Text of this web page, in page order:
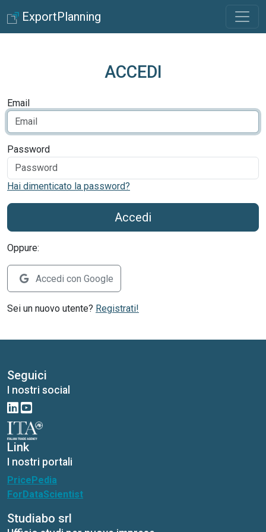
ExportPlanning
ACCEDI
Email
Password
Hai dimenticato la password?
Accedi
Oppure:
Accedi con Google
Sei un nuovo utente? Registrati!
Seguici
I nostri social
Link
I nostri portali
PricePedia
ForDataScientist
Studiabo srl